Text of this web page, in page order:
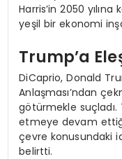
Harris’in 2050
yeşil bir ekonomi
Trump’a
DiCaprio, Donald
Anlaşması’ndan
götürmekle suçladı.
etmeye devam
çevre konusundaki
belirtti.